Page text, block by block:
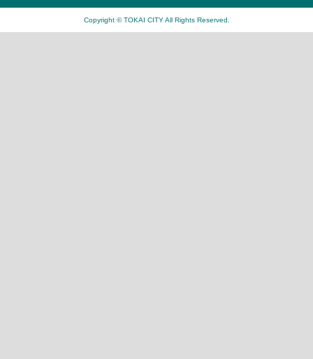
Copyright © TOKAI CITY All Rights Reserved.